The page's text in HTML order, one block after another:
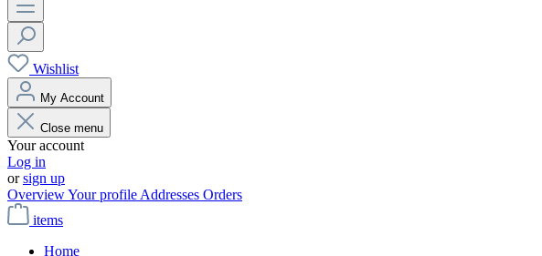
Wishlist
My Account
Close menu
Your account
Log in
orsign up
OverviewYour profile Addresses Orders
items
Home